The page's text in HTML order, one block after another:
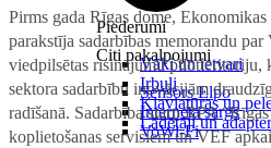
Citi pakalpojumi
Sensors Elpo
Interneta sargs
VoWi-Fi
Piederumi
Vāki un ietvari
Irbuļi
Klaviatūras un
Lādētāji un
Pirms gada Rīgas dome,
parakstīja sadarbības memorandu
viedpilsētas risinājumu pilotteritoriju,
sektora sadarbību inovācijām
radīšanā. Sadarbība starp RPA
koplietošanas servisiem un VEF